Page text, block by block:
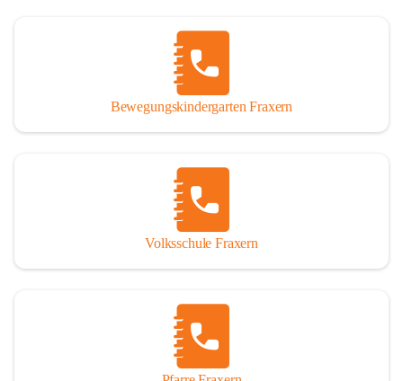
Bewegungskindergarten Fraxern
Volksschule Fraxern